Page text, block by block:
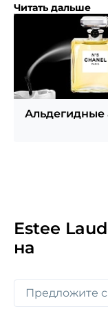
сельские одежды
эти образы
передают
и альдегиды
свежести этой
состоящей из
Композиция
на древесный
согретого
тонка и амбры.
Читать дальше
Альдегидные
Estee
на